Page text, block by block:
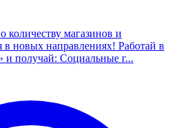
магазинов и
в новых направлениях! Работай в
и получай: Социальные г...